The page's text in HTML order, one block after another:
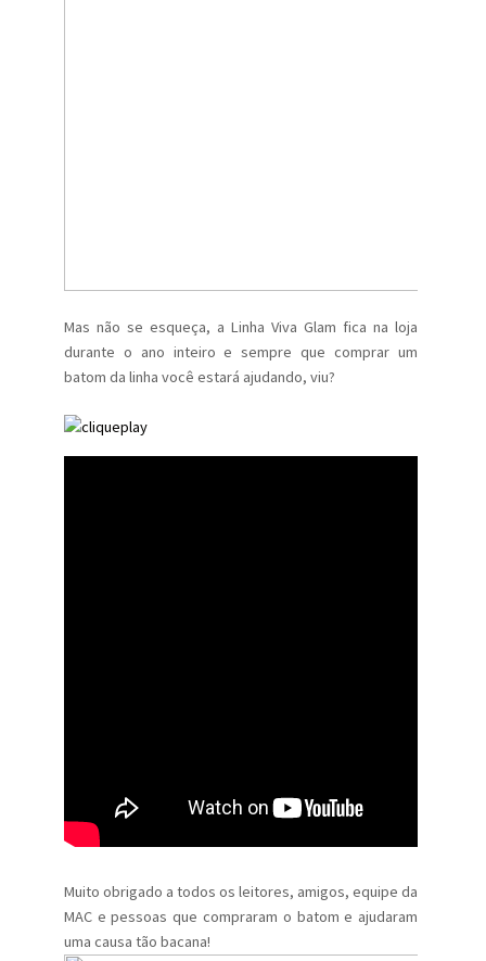
Mas não se esqueça, a Linha Viva Glam fica na loja
durante o ano inteiro e sempre que comprar um
batom da linha você estará ajudando, viu?
Muito obrigado a todos os leitores, amigos, equipe da
MAC e pessoas que compraram o batom e ajudaram
uma causa tão bacana!